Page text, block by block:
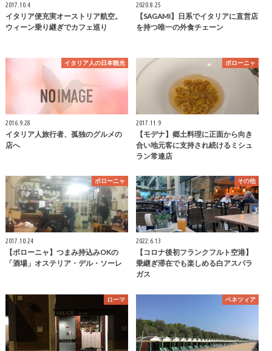
2017.10.4
イタリア便充実オーストリア航空。
ウィーン乗り継ぎでカフェ巡り
2020.8.25
【SAGAMI】日系でイタリアに直営店
を持つ唯一の外食チェーン
イタリア人の日本観光
2016.9.28
イタリア人旅行者、孤独のグルメの
店へ
ボローニャ
2017.11.9
【モデナ】郷土料理に正面から向き
合い地元客に支持され続けるミシュ
ラン常連店
ボローニャ
2017.10.24
【ボローニャ】つまみ持込みOKの
「酒場」オステリア・デル・ソーレ
その他
2022.6.13
【コロナ後初フランクフルト空港】
乗継ぎ滞在でも楽しめる白アスパラ
ガス
ローマ ベネツィア